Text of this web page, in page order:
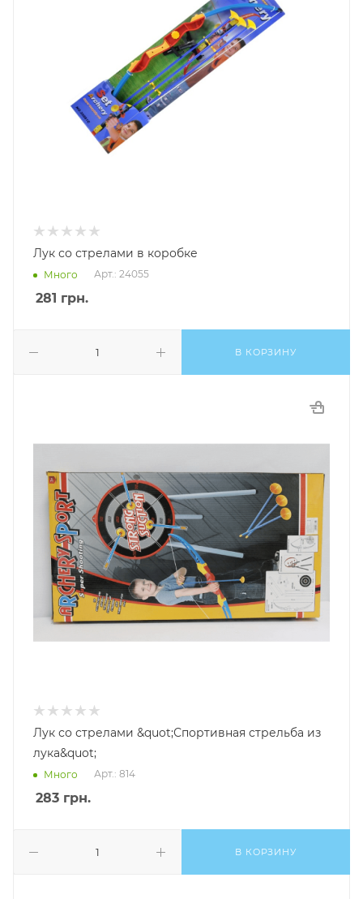
Лук со стрелами в коробке
Много Арт.: 24055
281 грн.
В КОРЗИНУ
Лук со стрелами &quot;Спортивная стрельба из
лука&quot;
Много Арт.: 814
283 грн.
В КОРЗИНУ